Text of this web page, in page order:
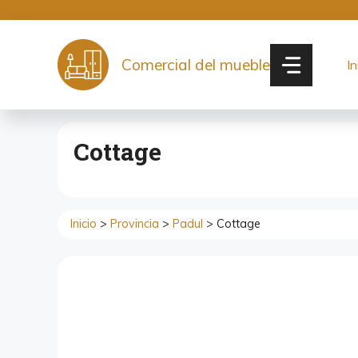
contenido
Comercial del mueble
Cottage
Inicio > Provincia > Padul > Cottage